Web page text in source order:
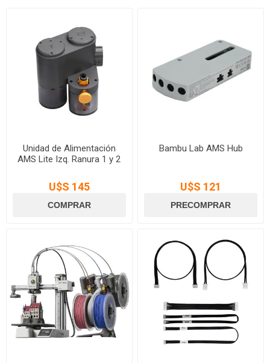
Unidad de Alimentación
AMS Lite Izq. Ranura 1 y 2
U$S 145
Bambu Lab AMS Hub
U$S 121